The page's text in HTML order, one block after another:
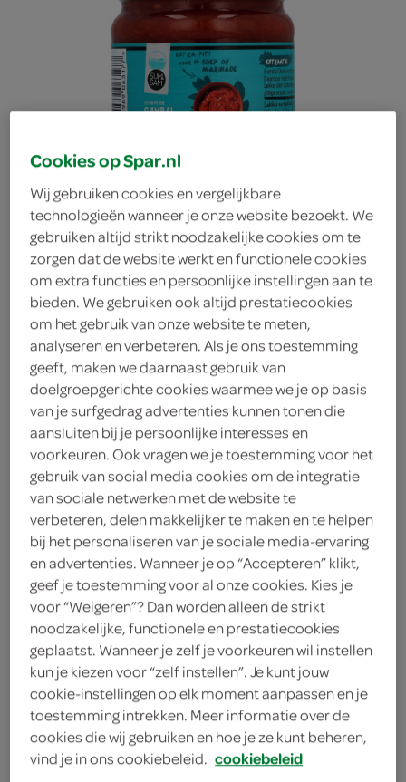
Sum&Sam sambal oelek
Sum&Sam
1.
15
200 Gram
Let op: aanbiedingen zijn niet zichtbaar bij de
producten, maar worden wél automatisch
verwerkt in de winkelmand.
omschrijving
Cookies op Spar.nl
Wij gebruiken cookies en vergelijkbare
technologieën wanneer je onze website bezoekt. We
gebruiken altijd strikt noodzakelijke cookies om te
zorgen dat de website werkt en functionele cookies
om extra functies en persoonlijke instellingen aan te
bieden. We gebruiken ook altijd prestatiecookies
om het gebruik van onze website te meten,
analyseren en verbeteren. Als je ons toestemming
geeft, maken we daarnaast gebruik van
doelgroepgerichte cookies waarmee we je op basis
van je surfgedrag advertenties kunnen tonen die
aansluiten bij je persoonlijke interesses en
voorkeuren. Ook vragen we je toestemming voor het
gebruik van social media cookies om de integratie
van sociale netwerken met de website te
verbeteren, delen makkelijker te maken en te helpen
bij het personaliseren van je sociale media-ervaring
en advertenties. Wanneer je op “Accepteren” klikt,
geef je toestemming voor al onze cookies. Kies je
voor “Weigeren”? Dan worden alleen de strikt
noodzakelijke, functionele en prestatiecookies
geplaatst. Wanneer je zelf je voorkeuren wil instellen
kun je kiezen voor “zelf instellen”. Je kunt jouw
cookie-instellingen op elk moment aanpassen en je
toestemming intrekken. Meer informatie over de
cookies die wij gebruiken en hoe je ze kunt beheren,
vind je in ons cookiebeleid. cookiebeleid